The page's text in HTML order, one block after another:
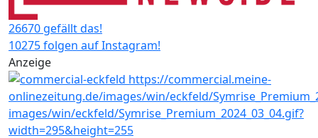
26670 gefällt das!
10275 folgen auf Instagram!
Anzeige